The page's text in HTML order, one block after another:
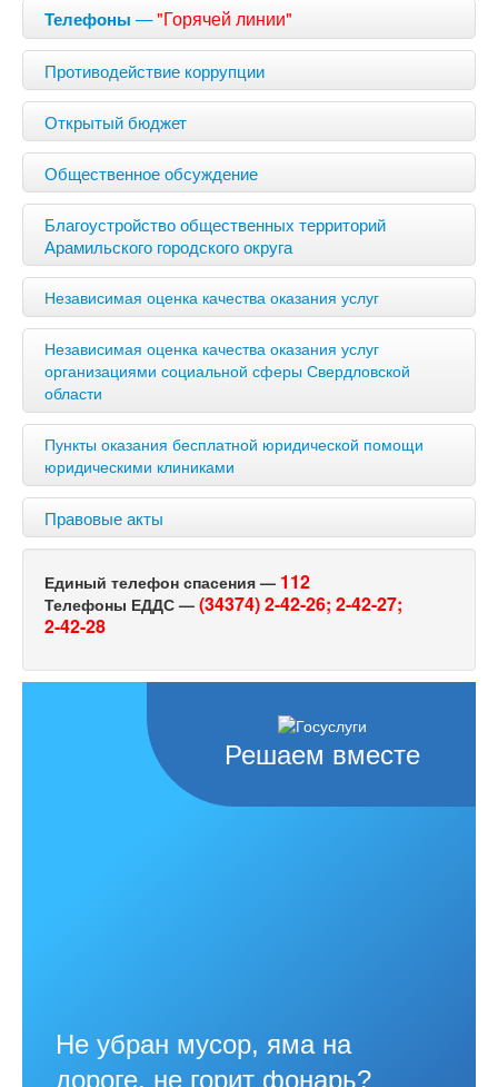
Телефоны —"Горячей линии"
Противодействие коррупции
Открытый бюджет
Общественное обсуждение
Благоустройство общественных территорий
Арамильского городского округа
Независимая оценка качества оказания услуг
Независимая оценка качества оказания услуг
организациями социальной сферы Свердловской
области
Пункты оказания бесплатной юридической помощи
юридическими клиниками
Правовые акты
Единый телефон спасения — 112
Телефоны ЕДДС — (34374) 2-42-26; 2-42-27;
2-42-28
Решаем вместе
Не убран мусор, яма на
дороге, не горит фонарь?